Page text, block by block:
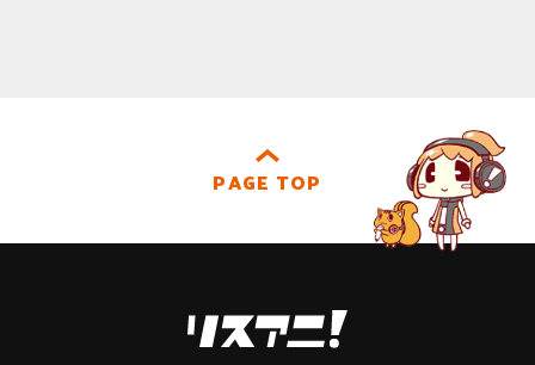
PAGE TOP